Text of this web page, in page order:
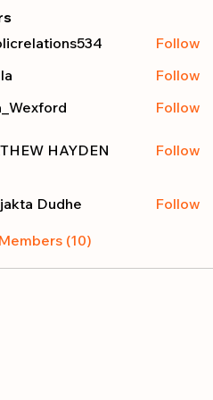
Follow
Follow
Follow
HAYDEN Follow
Dudhe Follow
(10)